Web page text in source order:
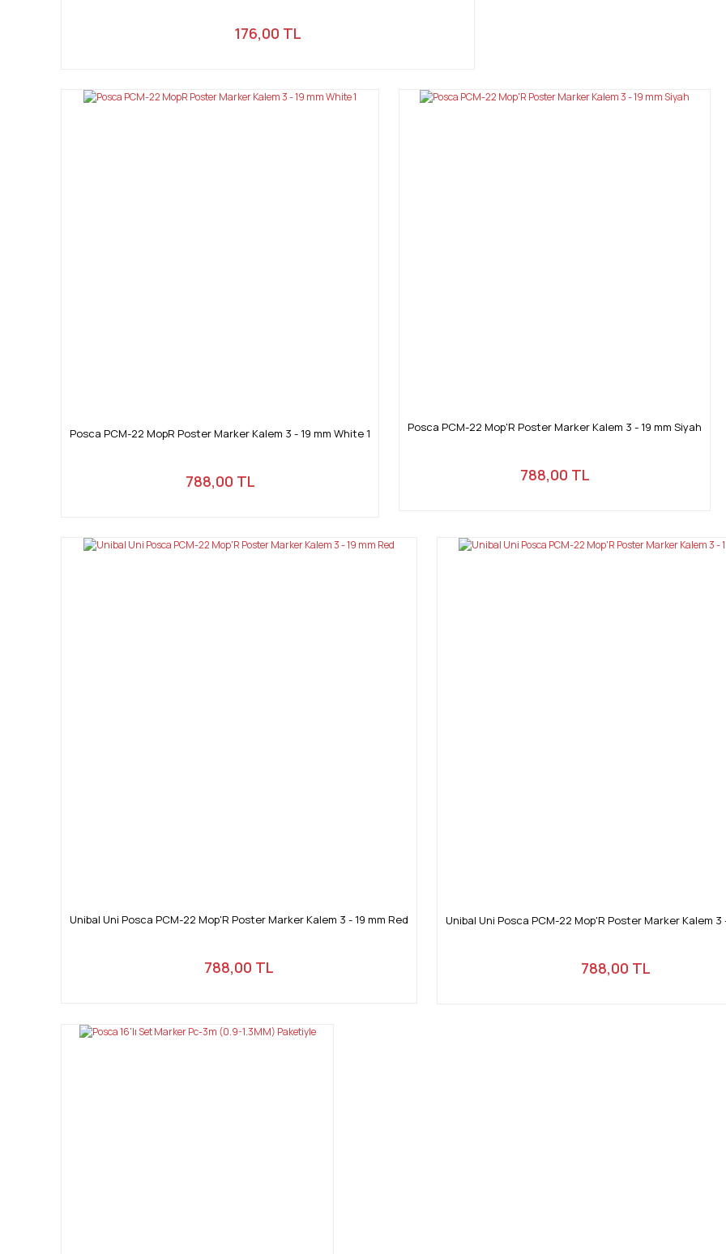
176,00 TL
Posca PCM-22 MopR Poster Marker Kalem 3 - 19 mm White 1
788,00 TL
Posca PCM-22 Mop'R Poster Marker Kalem 3 - 19 mm Siyah
788,00 TL
Unibal Uni Posca PCM-22 Mop'R Poster Marker Kalem 3 - 19 mm Red
788,00 TL
Unibal Uni Posca PCM-22 Mop'R Poster Marker Kalem 3
788,00 TL